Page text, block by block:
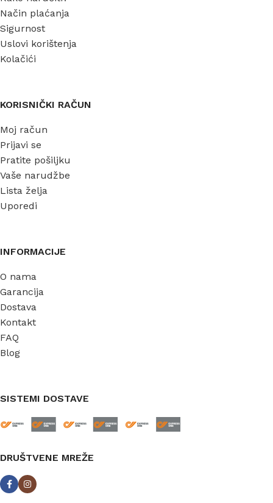
Način plaćanja
Sigurnost
Uslovi korištenja
Kolačići
KORISNIČKI RAČUN
Moj račun
Prijavi se
Pratite pošiljku
Vaše narudžbe
Lista želja
Uporedi
INFORMACIJE
O nama
Garancija
Dostava
Kontakt
FAQ
Blog
SISTEMI DOSTAVE
DRUŠTVENE MREŽE